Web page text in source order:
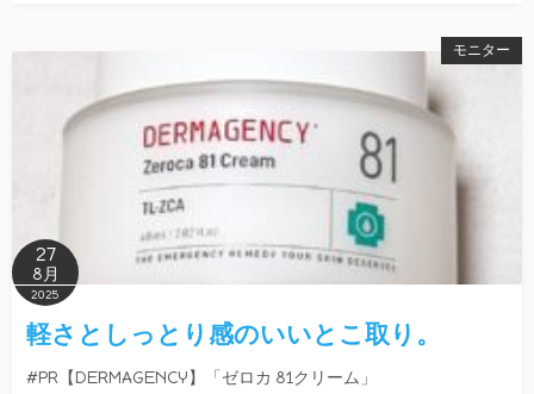
モニター
27
8月
2025
軽さとしっとり感のいいとこ取り。
#PR【DERMAGENCY】「ゼロカ 81クリーム」